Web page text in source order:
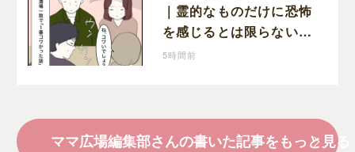
｜霊的なものだけに恐怖
を感じるとは限らない。
満場一致でコワいと認定
5時間前
ママ広場編集部さんの書いた記事をもっと見る